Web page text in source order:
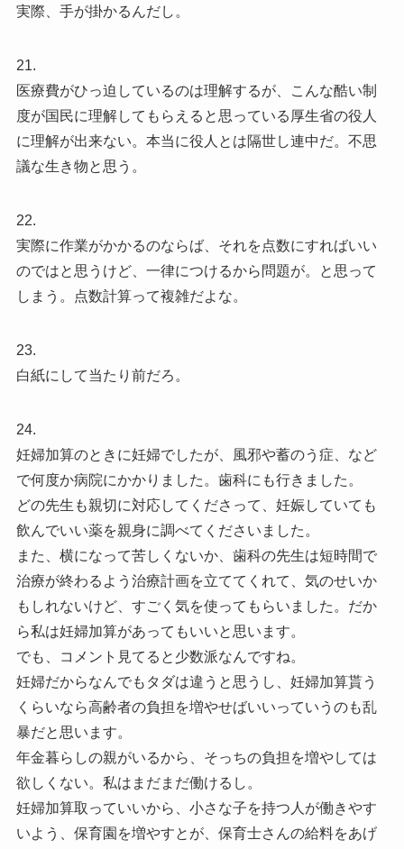
実際、手が掛かるんだし。
21.
医療費がひっ迫しているのは理解するが、こんな酷い制
度が国民に理解してもらえると思っている厚生省の役人
に理解が出来ない。本当に役人とは隔世し連中だ。不思
議な生き物と思う。
22.
実際に作業がかかるのならば、それを点数にすればいい
のではと思うけど、一律につけるから問題が。と思って
しまう。点数計算って複雑だよな。
23.
白紙にして当たり前だろ。
24.
妊婦加算のときに妊婦でしたが、風邪や蓄のう症、など
で何度か病院にかかりました。歯科にも行きました。
どの先生も親切に対応してくださって、妊娠していても
飲んでいい薬を親身に調べてくださいました。
また、横になって苦しくないか、歯科の先生は短時間で
治療が終わるよう治療計画を立ててくれて、気のせいか
もしれないけど、すごく気を使ってもらいました。だか
ら私は妊婦加算があってもいいと思います。
でも、コメント見てると少数派なんですね。
妊婦だからなんでもタダは違うと思うし、妊婦加算貰う
くらいなら高齢者の負担を増やせばいいっていうのも乱
暴だと思います。
年金暮らしの親がいるから、そっちの負担を増やしては
欲しくない。私はまだまだ働けるし。
妊婦加算取っていいから、小さな子を持つ人が働きやす
いよう、保育園を増やすとが、保育士さんの給料をあげ